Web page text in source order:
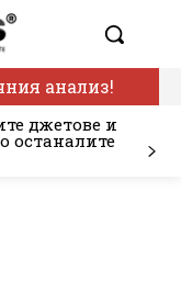
анализ!
джетове и
останалите